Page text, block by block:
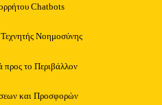
Chatbots
Νοημοσύνης
προς το Περιβάλλον
και Προσφορών